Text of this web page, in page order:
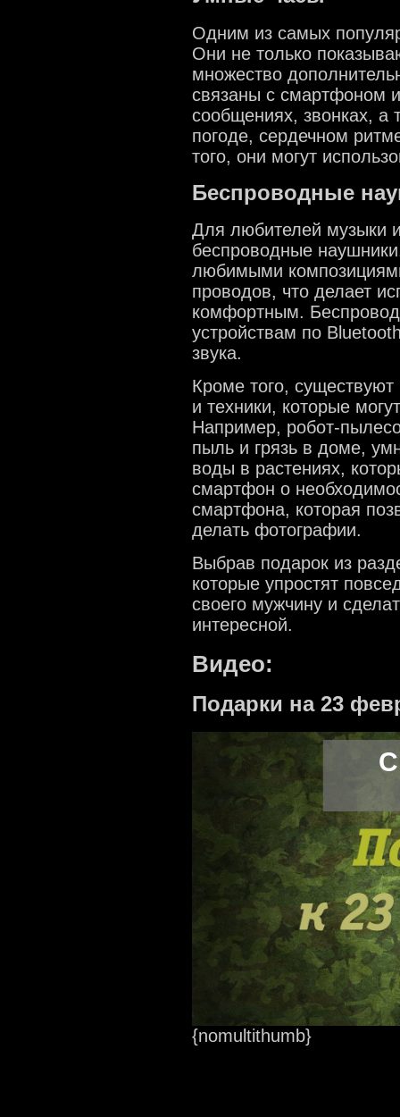
Одним из самых
Они не только
множество
связаны с смартфоном
сообщениях, звонках, а
погоде, сердечном
того, они могут
Беспроводные
Для любителей музыки
беспроводные
любимыми
проводов, что делает
комфортным.
устройствам по
звука.
Кроме того,
и техники, которые
Например, робот-
пыль и грязь в доме,
воды в растениях,
смартфон о
смартфона, которая
делать фотографии.
Выбрав подарок из
которые упростят
своего мужчину и
интересной.
Видео:
Подарки на 23
{nomultithumb}